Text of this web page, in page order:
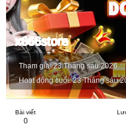
x666store
Tham gia 23 Tháng sáu 2026
Hoạt động cuối 23 Tháng sáu
Bài viết
0